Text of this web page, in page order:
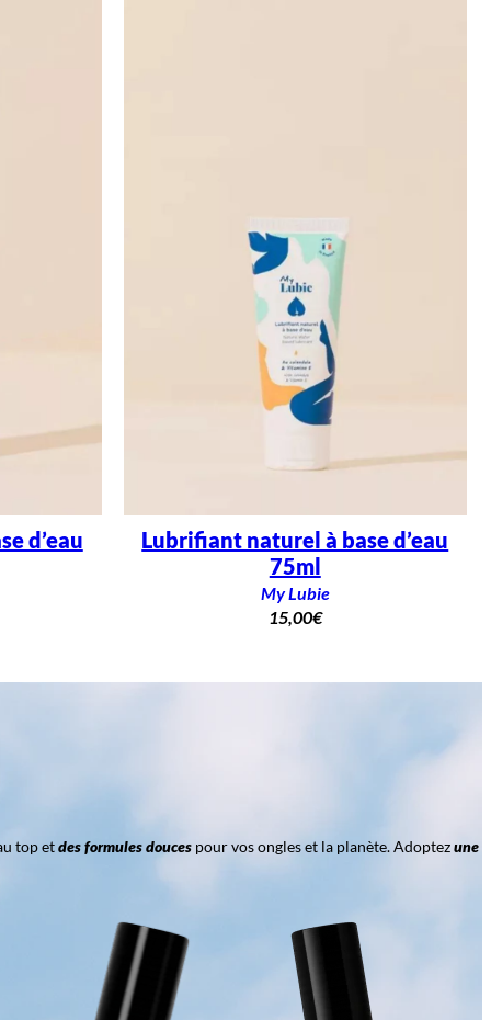
d’eau
Lubrifiant naturel à base d’eau
75ml
My Lubie
15,00€
top etdes formules doucespour vos ongles et la planète. Adoptezune